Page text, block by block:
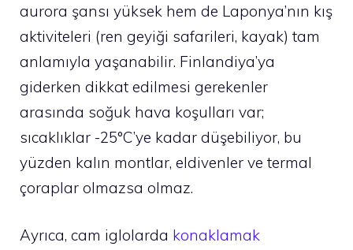
aurora şansı yüksek hem de Laponya’nın kış
aktiviteleri (ren geyiği safarileri, kayak) tam
anlamıyla yaşanabilir. Finlandiya’ya
giderken dikkat edilmesi gerekenler
arasında soğuk hava koşulları var;
sıcaklıklar -25°C’ye kadar düşebiliyor, bu
yüzden kalın montlar, eldivenler ve termal
çoraplar olmazsa olmaz.
Ayrıca, cam iglolarda konaklamak